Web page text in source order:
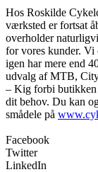
Hos Roskilde
værksted er fortsat
overholder
for vores kunder. Vi
igen har mere end
udvalg af MTB,
– Kig forbi butikken
dit behov. Du kan
smådele på
Facebook
Twitter
LinkedIn